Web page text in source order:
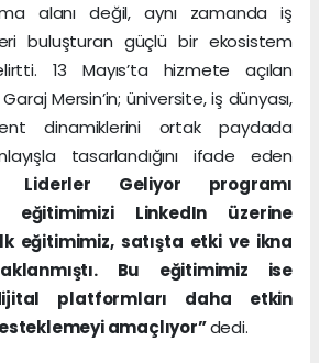
alanı değil, aynı zamanda iş
buluşturan güçlü bir ekosistem
13 Mayıs’ta hizmete açılan
Mersin’in; üniversite, iş dünyası,
dinamiklerini ortak paydada
tasarlandığını ifade eden
Liderler Geliyor programı
eğitimimizi LinkedIn üzerine
eğitimimiz, satışta etki ve ikna
Bu eğitimimiz ise
dijital platformları daha etkin
amaçlıyor”dedi.